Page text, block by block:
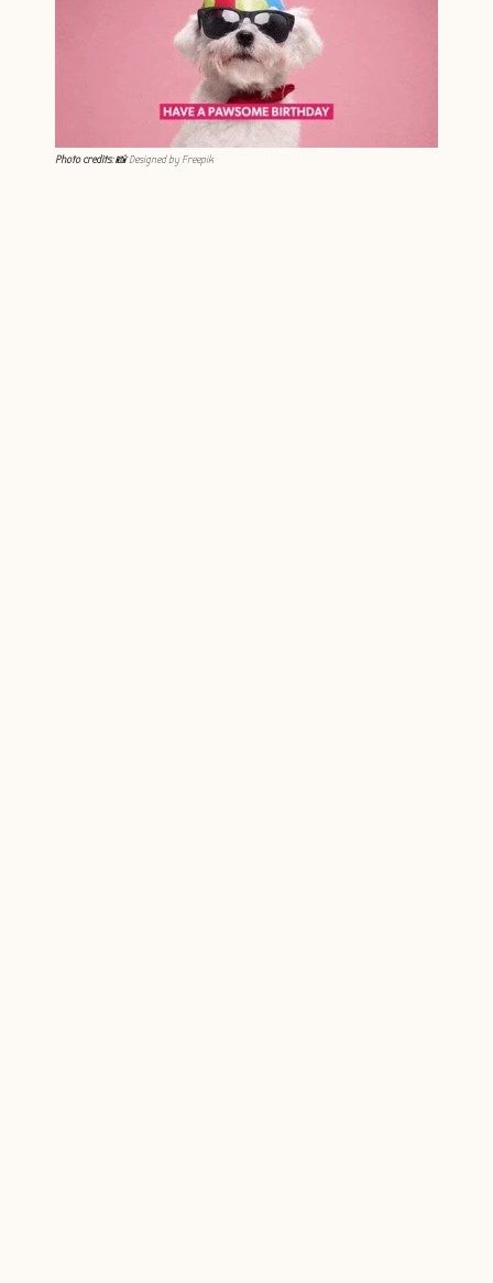
Photo credits: 📸 Designed by Freepik